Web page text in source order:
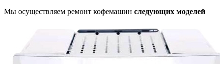
Мы осуществляем ремонт кофемашин следующих моделей